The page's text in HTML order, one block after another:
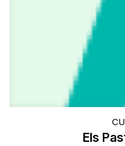
Els